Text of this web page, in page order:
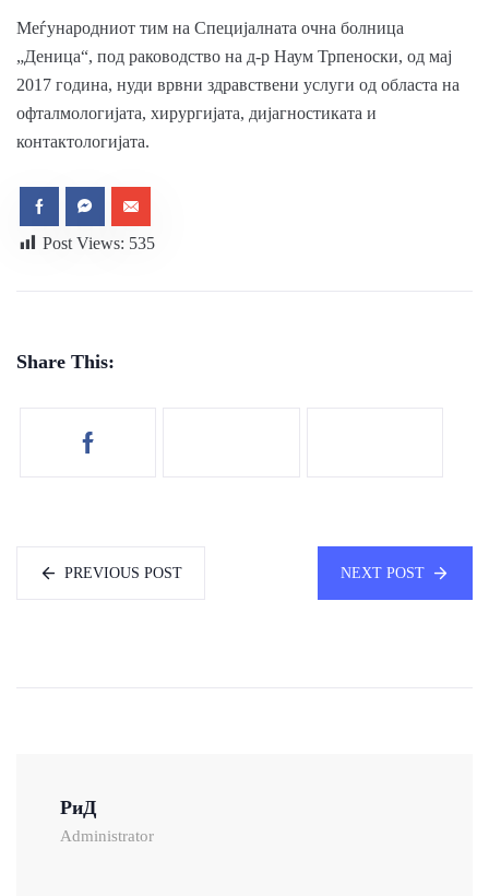
Меѓународниот тим на Специјалната очна болница
„Деница“, под раководство на д-р Наум Трпеноски, од мај
2017 година, нуди врвни здравствени услуги од областа на
офталмологијата, хирургијата, дијагностиката и
контактологијата.
Post Views: 535
Share This:
PREVIOUS POST NEXT POST
РиД
Administrator